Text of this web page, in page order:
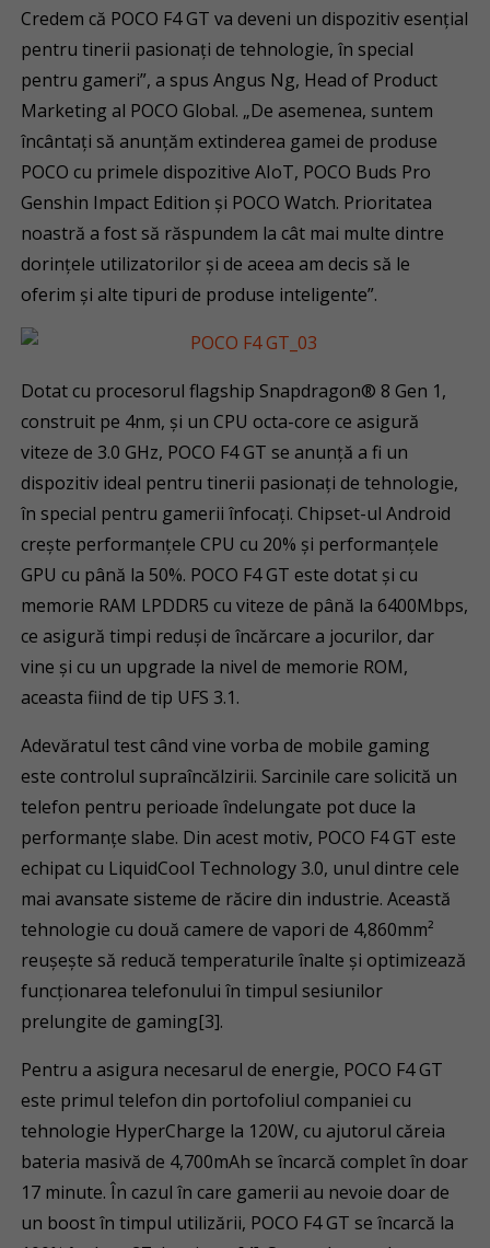
Credem că POCO F4 GT va deveni un dispozitiv esențial
pentru tinerii pasionați de tehnologie, în special
pentru gameri”, a spus Angus Ng, Head of Product
Marketing al POCO Global. „De asemenea, suntem
încântați să anunțăm extinderea gamei de produse
POCO cu primele dispozitive AIoT, POCO Buds Pro
Genshin Impact Edition și POCO Watch. Prioritatea
noastră a fost să răspundem la cât mai multe dintre
dorințele utilizatorilor și de aceea am decis să le
oferim și alte tipuri de produse inteligente”.
Dotat cu procesorul flagship Snapdragon® 8 Gen 1,
construit pe 4nm, și un CPU octa-core ce asigură
viteze de 3.0 GHz, POCO F4 GT se anunță a fi un
dispozitiv ideal pentru tinerii pasionați de tehnologie,
în special pentru gamerii înfocați. Chipset-ul Android
crește performanțele CPU cu 20% și performanțele
GPU cu până la 50%. POCO F4 GT este dotat și cu
memorie RAM LPDDR5 cu viteze de până la 6400Mbps,
ce asigură timpi reduși de încărcare a jocurilor, dar
vine și cu un upgrade la nivel de memorie ROM,
aceasta fiind de tip UFS 3.1.
Adevăratul test când vine vorba de mobile gaming
este controlul supraîncălzirii. Sarcinile care solicită un
telefon pentru perioade îndelungate pot duce la
performanțe slabe. Din acest motiv, POCO F4 GT este
echipat cu LiquidCool Technology 3.0, unul dintre cele
mai avansate sisteme de răcire din industrie. Această
tehnologie cu două camere de vapori de 4,860mm²
reușește să reducă temperaturile înalte și optimizează
funcționarea telefonului în timpul sesiunilor
prelungite de gaming[3].
Pentru a asigura necesarul de energie, POCO F4 GT
este primul telefon din portofoliul companiei cu
tehnologie HyperCharge la 120W, cu ajutorul căreia
bateria masivă de 4,700mAh se încarcă complet în doar
17 minute. În cazul în care gamerii au nevoie doar de
un boost în timpul utilizării, POCO F4 GT se încarcă la